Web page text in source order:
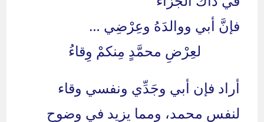
فإنَّ أبي ووالدَهُ وعِرْضِي …
لعِرْضِ محمَّدٍ مِنكمْ وِقاءُ
أراد فإن أبي وجَدِّي ونفسي وقاء
لنفس محمد، ومما يزيد في وضوح